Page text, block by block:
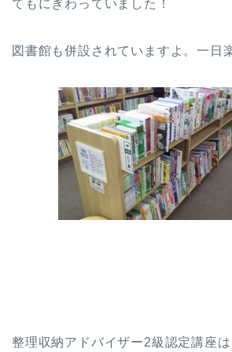
てもにぎわっていました！
図書館も併設されていますよ。一日
整理収納アドバイザー2級認定講座